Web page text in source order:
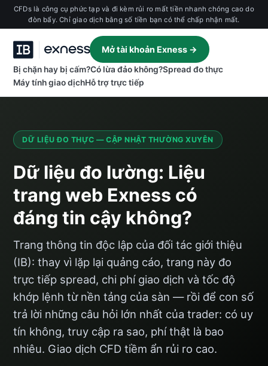
CFDs là công cụ phức tạp và đi kèm rủi ro mất tiền nhanh chóng cao do
đòn bẩy. Chỉ giao dịch bằng số tiền bạn có thể chấp nhận mất.
Bị chặn hay bị cấm?Có lừa đảo không?Spread đo thực
Máy tính giao dịchHỗ trợ trực tiếp
Mở tài khoản Exness →
DỮ LIỆU ĐO THỰC — CẬP NHẬT THƯỜNG XUYÊN
Dữ liệu đo lường: Liệu
trang web Exness có
đáng tin cậy không?
Trang thông tin độc lập của đối tác giới thiệu
(IB): thay vì lặp lại quảng cáo, trang này đo
trực tiếp spread, chi phí giao dịch và tốc độ
khớp lệnh từ nền tảng của sàn — rồi để con số
trả lời những câu hỏi lớn nhất của trader: có uy
tín không, truy cập ra sao, phí thật là bao
nhiêu. Giao dịch CFD tiềm ẩn rủi ro cao.